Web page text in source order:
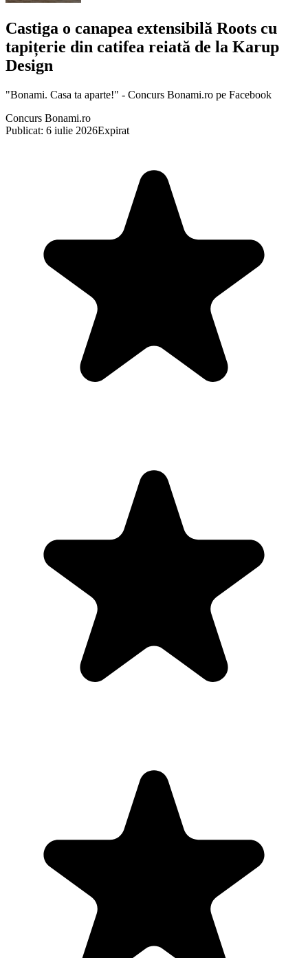
Castiga o canapea extensibilă Roots cu
tapițerie din catifea reiată de la Karup
Design
"Bonami. Casa ta aparte!" - Concurs Bonami.ro pe Facebook
Concurs Bonami.ro
Publicat: 6 iulie 2026Expirat